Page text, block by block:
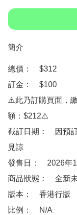
簡介
總價：　$312
訂金：　$100
⚠️此乃訂購頁面，
額：$212⚠️
截訂日期：　因預
見諒
發售日：　2026年
商品狀態：　全新
版本：　香港行版
比例：　N/A